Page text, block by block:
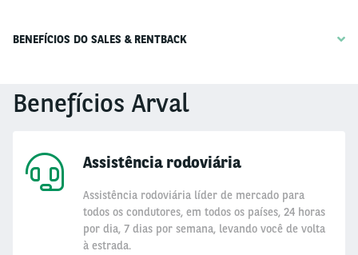
BENEFÍCIOS DO SALES & RENTBACK
Benefícios Arval
Assistência rodoviária
Assistência rodoviária líder de mercado para
todos os condutores, em todos os países, 24 horas
por dia, 7 dias por semana, levando você de volta
à estrada.